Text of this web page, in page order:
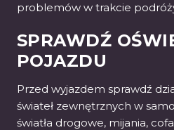
problemów w trakcie
SPRAWDŹ
POJAZDU
Przed wyjazdem sprawdź
świateł zewnętrznych w
światła drogowe, mijania,